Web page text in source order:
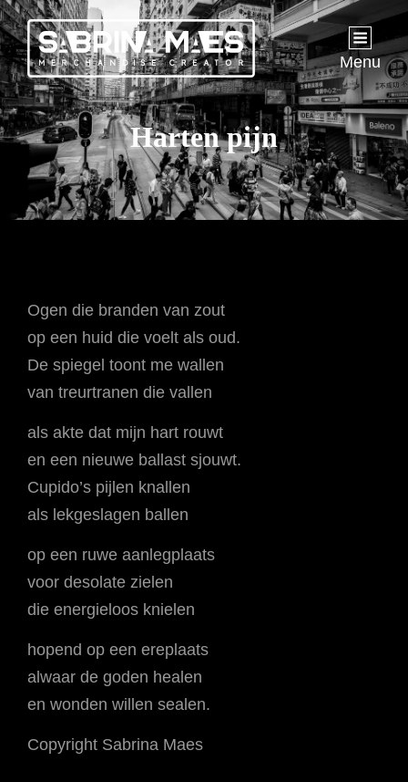
Menu
Harten pijn
Ogen die branden van zout
op een huid die voelt als oud.
De spiegel toont me wallen
van treurtranen die vallen
als akte dat mijn hart rouwt
en een nieuwe ballast sjouwt.
Cupido’s pijlen knallen
als lekgeslagen ballen
op een ruwe aanlegplaats
voor desolate zielen
die energieloos knielen
hopend op een ereplaats
alwaar de goden healen
en wonden willen sealen.
Copyright Sabrina Maes